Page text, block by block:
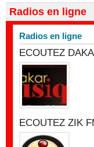
Radios en ligne
Radios en ligne
ECOUTEZ
ECOUTEZ ZIK